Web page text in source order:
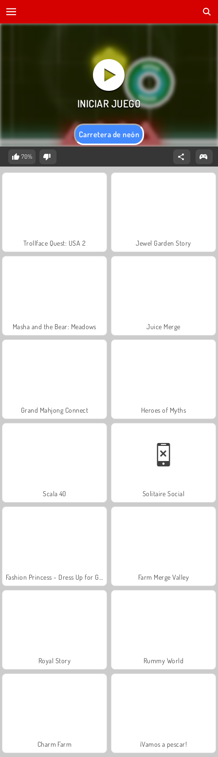
Carretera de neón
70%
Trollface Quest: USA 2 Jewel Garden Story
Masha and the Bear: Meadows Juice Merge
Grand Mahjong Connect Heroes of Myths
Scala 40 Solitaire Social
Farm Merge Valley
Royal Story Rummy World
Charm Farm ¡Vamos a pescar!